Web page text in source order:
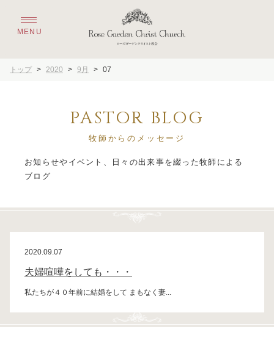
トップ > 2020 > 9月 > 07
PASTOR BLOG
牧師からのメッセージ
お知らせやイベント、日々の出来事を綴った牧師による
2020.09.07
夫婦喧嘩をしても・・・
私たちが４０年前に結婚をして まもなく妻...